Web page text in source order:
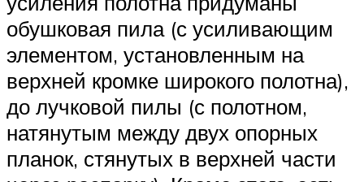
обушковая пила (с усиливающим
элементом, установленным на
верхней кромке широкого полотна),
до лучковой пилы (с полотном,
натянутым между двух опорных
планок, стянутых в верхней части